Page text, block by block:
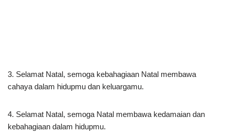
3. Selamat Natal, semoga kebahagiaan Natal membawa
cahaya dalam hidupmu dan keluargamu.
4. Selamat Natal, semoga Natal membawa kedamaian dan
kebahagiaan dalam hidupmu.